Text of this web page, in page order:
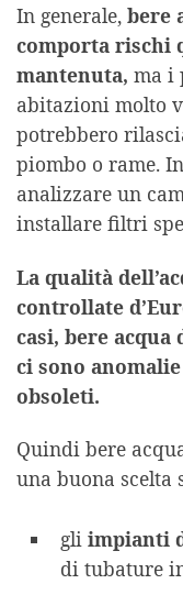
In generale, bere
comporta rischi
mantenuta, ma i
abitazioni molto
potrebbero
piombo o rame.
analizzare un
installare filtri
La qualità
controllate
casi, bere
ci sono
obsoleti.
Quindi bere
una buona scelta
gli impianti
di tubature